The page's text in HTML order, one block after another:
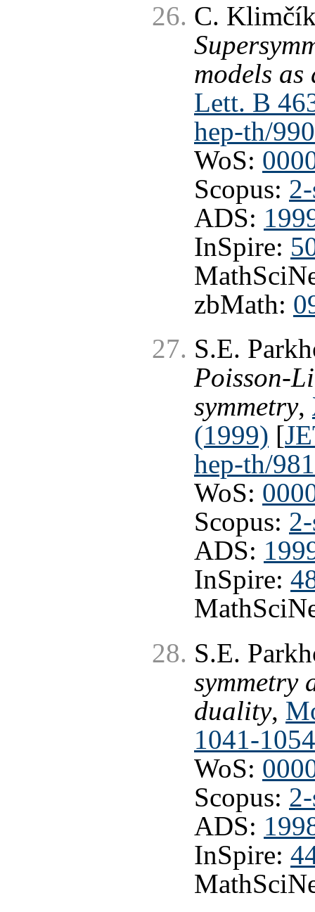
C.
models as
Lett. B
hep-th/
WoS:
Scopus:
ADS:
InSpire:
zbMath:
S.E.
Poisson-
symmetry,
(1999) [
hep-th/
WoS:
Scopus:
ADS:
InSpire:
S.E.
symmetry
duality,
1041-
WoS:
Scopus:
ADS:
InSpire: